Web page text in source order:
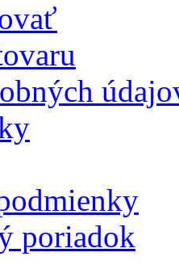
poriadok